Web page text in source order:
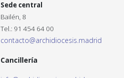
Sede central
Bailén, 8
Tel.: 91 454 64 00
contacto@archidiocesis.madrid
Cancillería